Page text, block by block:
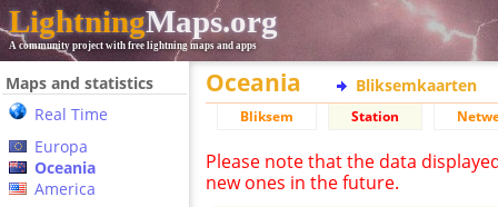
LightningMaps.org
A community project with free lightning maps and apps
Maps and statistics
Real Time
Europa
Oceania
America
Oceania Bliksemkaarten
Bliksem Station
Please note that the data
new ones in the future.